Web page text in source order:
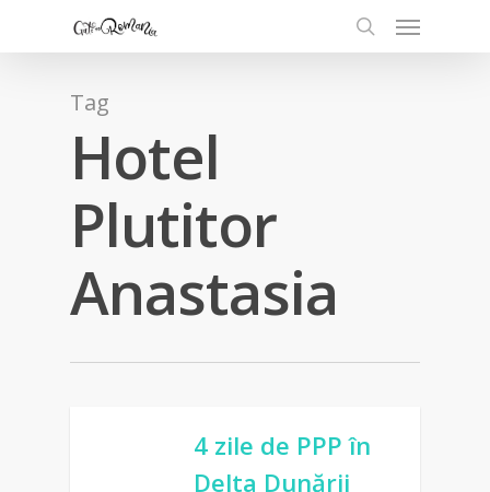
Tag
Hotel
Plutitor
Anastasia
4 zile de PPP în
Delta Dunării